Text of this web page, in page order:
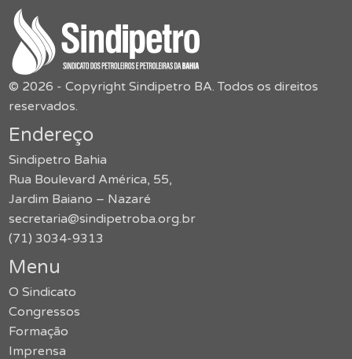
© 2026 - Copyright Sindipetro BA. Todos os direitos
reservados.
Endereço
Sindipetro Bahia
Rua Boulevard América, 55,
Jardim Baiano – Nazaré
secretaria@sindipetroba.org.br
(71) 3034-9313
Menu
O Sindicato
Congressos
Formação
Imprensa